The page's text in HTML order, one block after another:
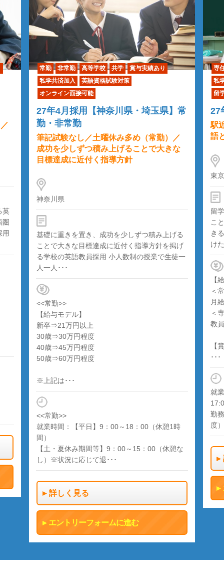
英
圏
用
常勤 非常勤 高等学校 共学
賞与実績あり
私学共済加入
英語資格試験対策
オンライン面接可能
27年4月採用【神奈川県・埼玉県】常
勤・非常勤
筆記試験なし／土曜休み多め（常勤）／
成功を少しずつ積み上げることで大きな
目標達成に近付く指導方針
神奈川県
基礎に重きを置き、成功を少しずつ積み上げる
ことで大きな目標達成に近付く指導方針を掲げ
る学校の英語教員採用 小人数制の授業で生徒一
人一人･･･
<<常勤>>
【給与モデル】
新卒⇒21万円以上
30歳⇒30万円程度
40歳⇒45万円程度
50歳⇒60万円程度
※上記は･･･
<<常勤>>
就業時間：【平日】9：00～18：00（休憩1時
間）
【土・夏休み期間等】9：00～15：00（休憩な
し）※状況に応じて退･･･
詳しく見る
エントリーフォームに進む
専
私
留
27
駅
語
東
留
こ
き
け
【
＜
月
＜
教
【
･･･
就
勤
度）